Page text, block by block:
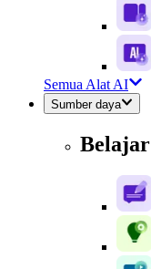
Semua Alat AI
Sumber daya
Belajar